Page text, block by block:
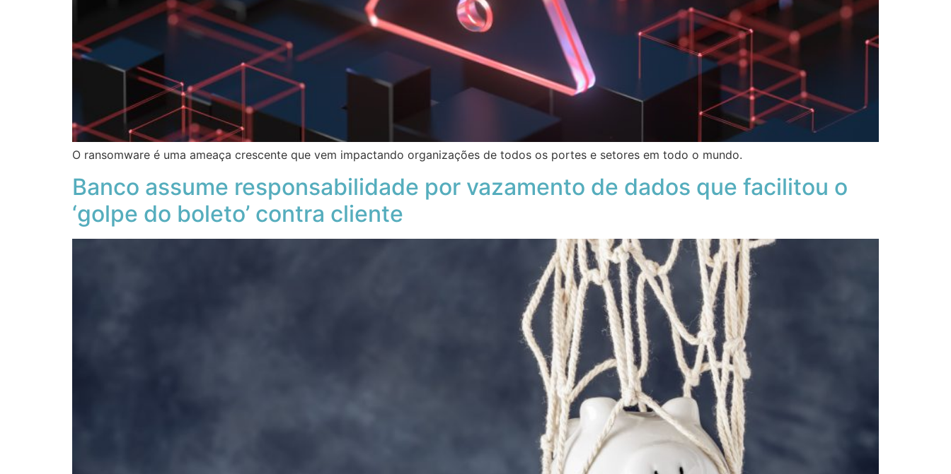
O ransomware é uma ameaça crescente que vem impactando organizações de todos os portes e setores em todo o mundo.
Banco assume responsabilidade por vazamento de dados que facilitou o
‘golpe do boleto’ contra cliente